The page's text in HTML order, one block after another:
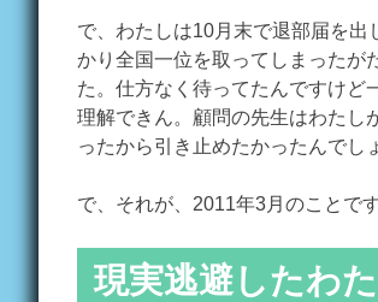
で、わたしは10月末で退部届を
かり全国一位を取ってしまったが
た。仕方なく待ってたんですけど
理解できん。顧問の先生はわたし
ったから引き止めたかったんでし
で、それが、2011年3月のことで
現実逃避したわ